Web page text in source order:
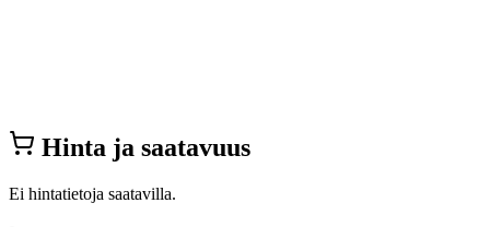
Hinta ja saatavuus
Ei hintatietoja saatavilla.